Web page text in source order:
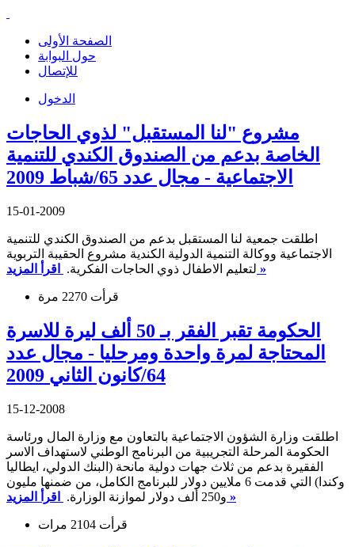
الصفحة الأولى
حول البوابة
للإتصال
الدخول
مشروع "لنا المستقبل" لذوي الحاجات
الخاصة بدعم من الصندوق الكندي للتنمية
الاجتماعية - مجال عدد 65/شباط 2009
15-01-2009
اطلقت جمعية لنا المستقبل بدعم من الصندوق الكندي للتنمية
الاجتماعية ووكالة التنمية الدولية الكندية مشروع الحقيبة التربوية
لتعليم الاطفال ذوي الحاجات الفكرية. اقرأ المزيد »
قرأت 2270 مرة
الحكومة تقبر الفقر بـ 50 ألف ليرة للاسرة
المحتاجة لمرة واحدة ومرحليا - مجال عدد
64/كانون الثاني 2009
15-12-2008
اطلقت وزارة الشؤون الاجتماعية بالتعاون مع وزارة المال ورئاسة
الحكومة المرحلة التجريبية من البرنامج الوطني لاستهداف الاسر
الفقيرة بدعم من ثلاث جهات دولية مانحة (البنك الدولي، ايطاليا
وكندا) التي قدمت 6 ملايين دولار للبرنامج الكامل، من ضمنها مليون
و250 ألف دولار لموازنة الوزارة. اقرأ المزيد »
قرأت 2104 مرات